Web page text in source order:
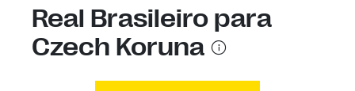
Real Brasileiro para
Czech Koruna